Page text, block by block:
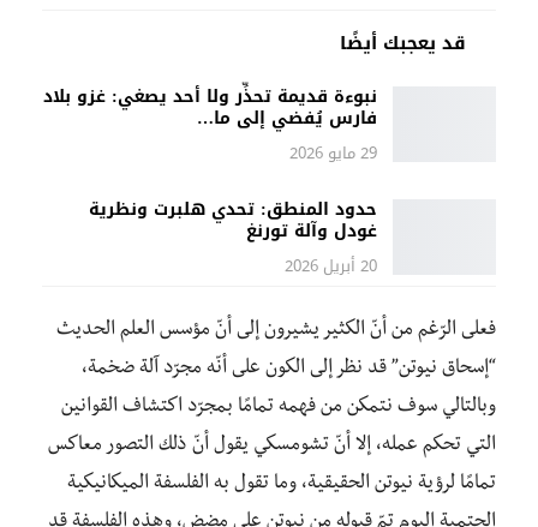
قد يعجبك أيضًا
نبوءة قديمة تحذِّر ولا أحد يصغي: غزو بلاد
فارس يُفضي إلى ما…
29 مايو 2026
حدود المنطق: تحدي هلبرت ونظرية
غودل وآلة تورنغ
20 أبريل 2026
فعلى الرّغم من أنّ الكثير يشيرون إلى أنّ مؤسس العلم الحديث
“إسحاق نيوتن” قد نظر إلى الكون على أنّه مجرّد آلة ضخمة،
وبالتالي سوف نتمكن من فهمه تمامًا بمجرّد اكتشاف القوانين
التي تحكم عمله، إلا أنّ تشومسكي يقول أنّ ذلك التصور معاكس
تمامًا لرؤية نيوتن الحقيقية، وما تقول به الفلسفة الميكانيكية